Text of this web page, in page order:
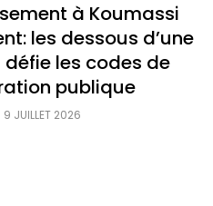
à Koumassi
les dessous d’une
les codes de
publique
9 JUILLET 2026